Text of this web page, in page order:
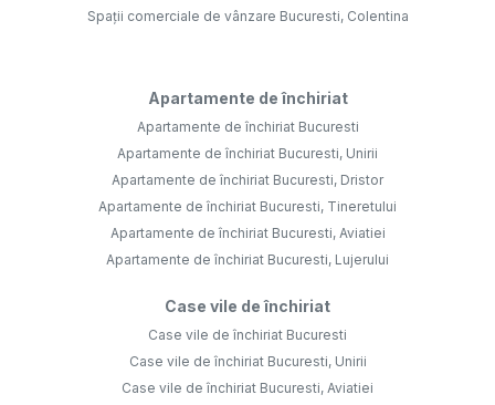
Spații comerciale de vânzare Bucuresti, Colentina
Apartamente de închiriat
Apartamente de închiriat Bucuresti
Apartamente de închiriat Bucuresti, Unirii
Apartamente de închiriat Bucuresti, Dristor
Apartamente de închiriat Bucuresti, Tineretului
Apartamente de închiriat Bucuresti, Aviatiei
Apartamente de închiriat Bucuresti, Lujerului
Case vile de închiriat
Case vile de închiriat Bucuresti
Case vile de închiriat Bucuresti, Unirii
Case vile de închiriat Bucuresti, Aviatiei